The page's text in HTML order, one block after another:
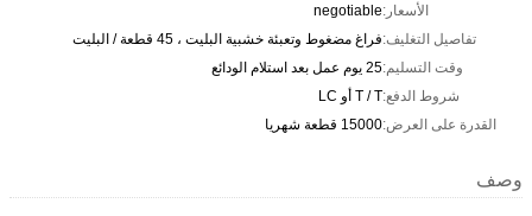
الأسعار:negotiable
تفاصيل التغليف:فراغ مضغوط وتعبئة خشبية البليت ، 45 قطعة / البليت
وقت التسليم:25 يوم عمل بعد استلام الودائع
شروط الدفع:T / T أو LC
القدرة على العرض:15000 قطعة شهريا
وصف